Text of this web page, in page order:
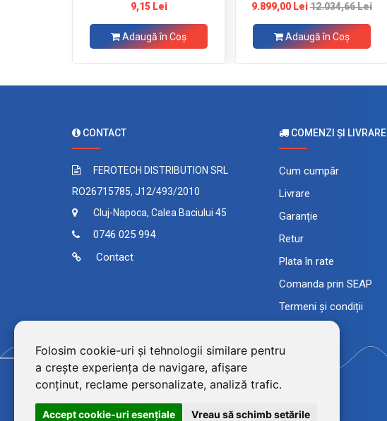
Folosim cookie-uri și tehnologii similare pentru
a crește experiența de navigare, afișare
conținut, reclame personalizate, analiză trafic.
Accept cookie-uri esenţiale Vreau să schimb setările
9,15 Lei
Adaugă în Coş
9.899,00 Lei12.034,66 Lei
Adaugă în Coş
CONTACT
FEROTECH DISTRIBUTION SRL
RO26715785, J12/493/2010
Cluj-Napoca, Calea Baciului 45
0746 025 994
Contact
COMENZI ŞI LIVRARE
Cum cumpăr
Livrare
Garanție
Retur
Plata în rate
Comanda prin SEAP
Termeni și condiții